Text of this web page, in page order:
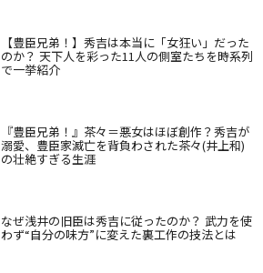
【豊臣兄弟！】秀吉は本当に「女狂い」だった
のか？ 天下人を彩った11人の側室たちを時系列
で一挙紹介
『豊臣兄弟！』茶々＝悪女はほぼ創作？秀吉が
溺愛、豊臣家滅亡を背負わされた茶々(井上和)
の壮絶すぎる生涯
なぜ浅井の旧臣は秀吉に従ったのか？ 武力を使
わず“自分の味方”に変えた裏工作の技法とは